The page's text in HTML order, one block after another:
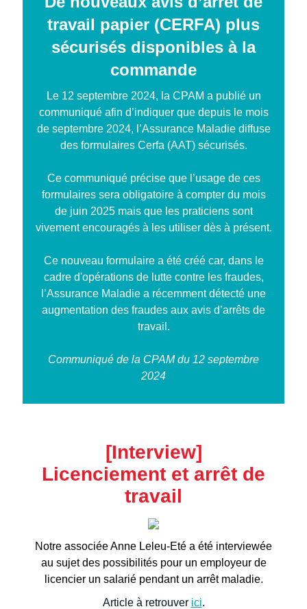
travail papier (CERFA) plus
sécurisés disponibles à la
commande
Le 12 septembre 2024, la CPAM a publié un
communiqué afin d’indiquer que depuis le mois
de septembre 2024, l’Assurance Maladie diffuse
des formulaires Cerfa (AAT) sécurisés.
Ce communiqué précise que l’usage de ces
formulaires sera obligatoire à compter du mois
de juin 2025 mais que les praticiens sont
vivement encouragés à les utiliser dès à présent.
Ce nouveau formulaire a été créé car, dans le
cadre d'opérations de lutte contre les fraudes,
l’Assurance Maladie a récemment détecté une
augmentation des fraudes aux avis d’arrêts de
travail.
Communiqué de la CPAM du 12 septembre
2024
[Interview]
Licenciement et arrêt de
travail
Notre associée Anne Leleu-Eté a été interviewée
au sujet des possibilités pour un employeur de
licencier un salarié pendant un arrêt maladie.
Article à retrouver ici.